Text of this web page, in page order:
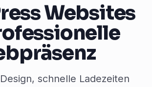
Websites
schnelle Ladezeiten